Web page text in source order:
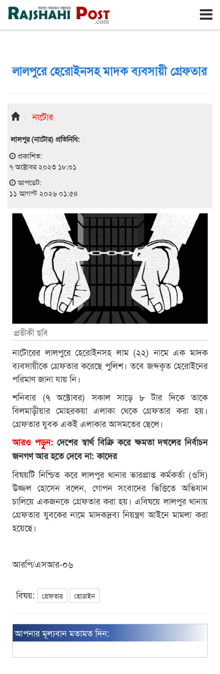
রাজশাহী মঙ্গলবার, ১১ই আগস্ট ২০২৬, ২৭শে শ্রাবণ ১৪৩৩
লালপুরে হেরোইনসহ মাদক ব্যবসায়ী গ্রেফতার
নাটোর
লালপুর (নাটোর) প্রতিনিধি:
প্রকাশিত:
৭ অক্টোবর ২০২৩ ১৮:০১
আপডেট:
১১ আগস্ট ২০২৬ ০১:৫৪
প্রতীকী ছবি
নাটোরের লালপুরে হেরোইনসহ লাম (২২) নামে এক মাদক
ব্যবসায়ীকে গ্রেফতার করেছে পুলিশ। তবে জব্দকৃত হেরোইনের
পরিমাণ জানা যায় নি।
শনিবার (৭ অক্টোবর) সকাল সাড়ে ৮ টার দিকে তাকে
বিলমাড়ীয়ার মোহরকয়া এলাকা থেকে গ্রেফতার করা হয়।
গ্রেফতার যুবক একই এলাকার আসমতের ছেলে।
আরও পড়ুন:দেশের স্বার্থ বিক্রি করে ক্ষমতা দখলের নির্বাচন
জনগণ আর হতে দেবে না: কাদের
বিষয়টি নিশ্চিত করে লালপুর থানার ভারপ্রাপ্ত কর্মকর্তা (ওসি)
উজ্জল হোসেন বলেন, গোপন সংবাদের ভিত্তিতে অভিযান
চালিয়ে একজনকে গ্রেফতার করা হয়। এবিষয়ে লালপুর থানায়
গ্রেফতার যুবকের নামে মাদকদ্রব্য নিয়ন্ত্রণ আইনে মামলা করা
হয়েছে।
আরপি/এসআর-০৬
বিষয়: গ্রেফতার হেরোইন
আপনার মূল্যবান মতামত দিন: